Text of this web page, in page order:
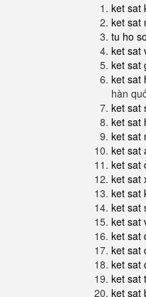
ket sat
ket sat
tu ho so
ket sat
ket sat
ket sat
hàn
ket sat
ket sat
ket sat
ket sat
ket sat
ket sat
ket sat
ket sat
ket sat
ket sat
ket sat
ket sat
ket sat
ket sat